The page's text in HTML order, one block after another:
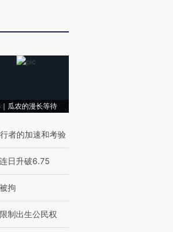
瓜农的漫长等待
者的加速和考验
日升破6.75
拘
制出生公民权